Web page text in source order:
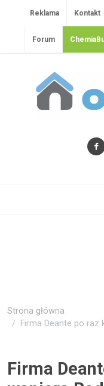
Reklama Kontakt
Forum
Strona główna
Firma Deante po raz
Firma